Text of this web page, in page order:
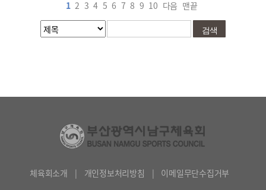
1 2 3 4 5 6 7 8 9 10 다음 맨끝
체육회소개 | 개인정보처리방침 |
이메일무단수집거부